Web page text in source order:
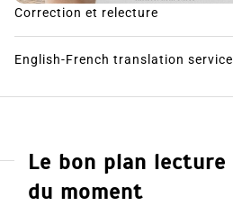
Correction et relecture
English-French translation service
Le bon plan lecture
du moment